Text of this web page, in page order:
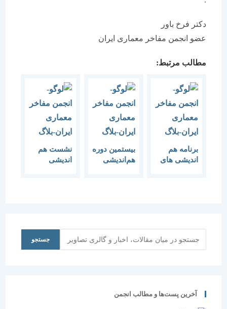
دکتر فرخ باور
عضو انجمن مفاخر معماری ایران
مطالب مرتبط:
برنامه‌ هم
اندیشی های
بیستمین دوره
هم‌اندیشی
نشست هم
اندیشی
جستجو
آخرین پست‌ها و مطالب انجمن